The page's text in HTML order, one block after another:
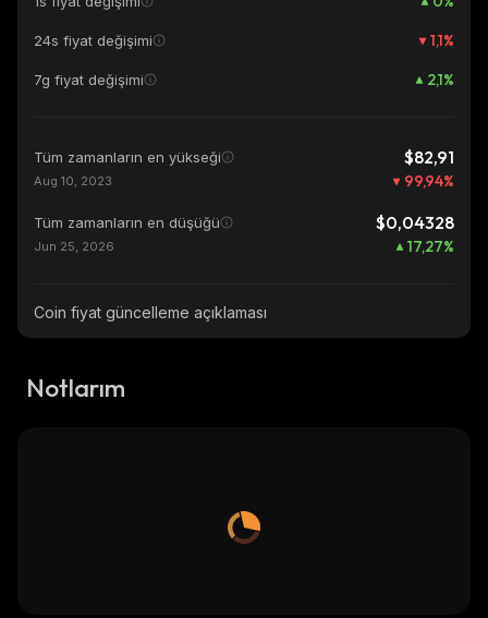
24s fiyat değişimi 1,1%
7g fiyat değişimi 2,1%
Tüm zamanların en yükseği $82,91
Aug 10, 2023 99,94%
Tüm zamanların en düşüğü $0,04328
Jun 25, 2026 17,27%
Coin fiyat güncelleme açıklaması
Notlarım